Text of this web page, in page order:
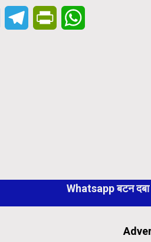
MessengerTelegramPrintFriendly
Whatsapp बटन